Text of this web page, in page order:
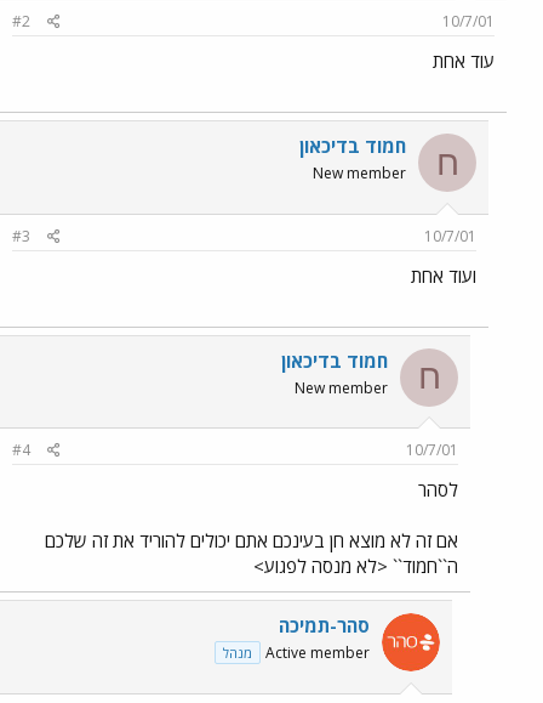
10/7/01
#2
עוד אחת
ח חמוד בדיכאון
New member
10/7/01
#3
ועוד אחת
ח חמוד בדיכאון
New member
10/7/01
#4
לסהר
אם זה לא מוצא חן בעינכם אתם יכולים להוריד את זה שלכם
ה``חמוד`` <לא מנסה לפגוע>
סהר-תמיכה
Active member מנהל